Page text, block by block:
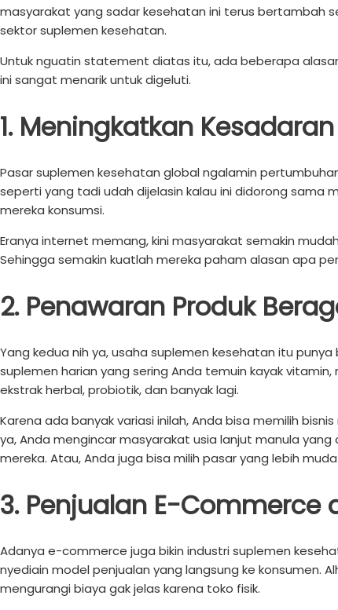
masyarakat yang sadar kesehatan ini terus bertambah
sektor suplemen kesehatan.
Untuk nguatin statement diatas itu, ada beberapa
ini sangat menarik untuk digeluti.
1. Meningkatkan
Pasar suplemen kesehatan global ngalamin
seperti yang tadi udah dijelasin kalau ini didorong
mereka konsumsi.
Eranya internet memang, kini masyarakat semakin
Sehingga semakin kuatlah mereka paham alasan apa
2. Penawaran Produk
Yang kedua nih ya, usaha suplemen kesehatan itu
suplemen harian yang sering Anda temuin kayak
ekstrak herbal, probiotik, dan banyak lagi.
Karena ada banyak variasi inilah, Anda bisa memilih
ya, Anda mengincar masyarakat usia lanjut manula
mereka. Atau, Anda juga bisa milih pasar yang lebih
3. Penjualan E-Commerce
Adanya e-commerce juga bikin industri suplemen
nyediain model penjualan yang langsung ke konsumen.
mengurangi biaya gak jelas karena toko fisik.